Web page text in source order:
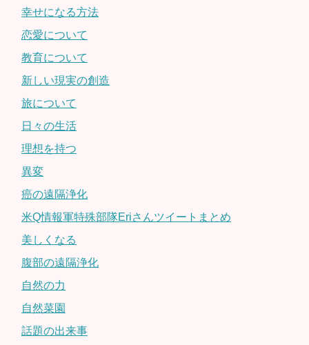
幸せになる方法
恋愛について
教育について
新しい現実の創造
旅について
日々の生活
理想を持つ
異変
癌の遠隔浄化
米Q情報軍特殊部隊Eriさんツイートまとめ
美しくなる
腹部の遠隔浄化
自然の力
自然菜園
話題の出来事